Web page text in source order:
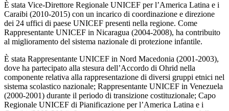
È stata Vice-Direttore Regionale UNICEF per l’America Latina e i
Caraibi (2010-2015) con un incarico di coordinazione e direzione
dei 24 uffici di paese UNICEF presenti nella regione. Come
Rappresentante UNICEF in Nicaragua (2004-2008), ha contribuito
al miglioramento del sistema nazionale di protezione infantile.
È stata Rappresentante UNICEF in Nord Macedonia (2001-2003),
dove ha partecipato alla stesura dell’Accordo di Ohrid nella
componente relativa alla rappresentazione di diversi gruppi etnici nel
sistema scolastico nazionale; Rappresentante UNICEF in Venezuela
(2000-2001) durante il periodo di transizione costituzionale; Capo
Regionale UNICEF di Pianificazione per l’America Latina e i